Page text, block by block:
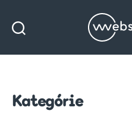
Kategórie